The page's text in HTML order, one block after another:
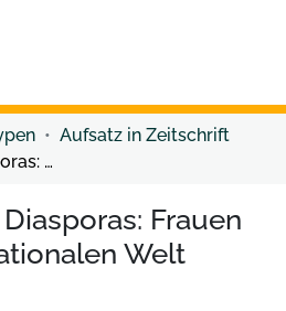
Aufsatz in Zeitschrift
Alte und neue Diasporas: Frauen in einer transnationalen Welt
Frauen
Welt